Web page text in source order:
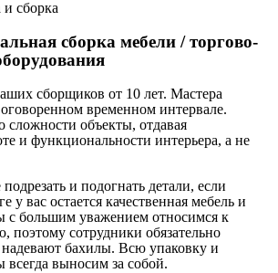
сборка мебели / торгово-
сборщиков от 10 лет. Мастера
временном интервале.
объекты, отдавая
и функциональности интерьера, а не
и подогнать детали, если
у вас остается качественная мебель и
с большим уважением относимся к
сотрудники обязательно
бахилы. Всю упаковку и
выносим за собой.